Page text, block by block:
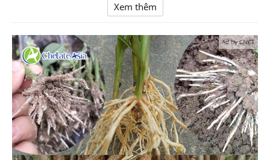
Xem thêm
Ad by CNCT